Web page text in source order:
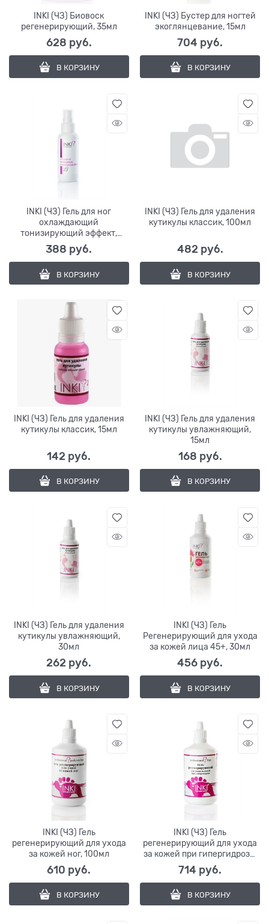
INKI (ЧЗ) Биовоск
регенерирующий, 35мл
628 руб.
В КОРЗИНУ
INKI (ЧЗ) Бустер для ногтей
экоглянцевание, 15мл
704 руб.
В КОРЗИНУ
INKI (ЧЗ) Гель для ног
охлаждающий
тонизирующий эффект,
100мл
388 руб.
В КОРЗИНУ
INKI (ЧЗ) Гель для удаления
кутикулы классик, 100мл
482 руб.
В КОРЗИНУ
INKI (ЧЗ) Гель для удаления
кутикулы классик, 15мл
142 руб.
В КОРЗИНУ
INKI (ЧЗ) Гель для удаления
кутикулы увлажняющий,
15мл
168 руб.
В КОРЗИНУ
INKI (ЧЗ) Гель для удаления
кутикулы увлажняющий,
30мл
262 руб.
В КОРЗИНУ
INKI (ЧЗ) Гель
Регенерирующий для ухода
за кожей лица 45+, 30мл
456 руб.
В КОРЗИНУ
INKI (ЧЗ) Гель
регенерирующий для ухода
за кожей ног, 100мл
610 руб.
В КОРЗИНУ
INKI (ЧЗ) Гель
регенерирующий для ухода
за кожей при гипергидрозе,
100мл
714 руб.
В КОРЗИНУ